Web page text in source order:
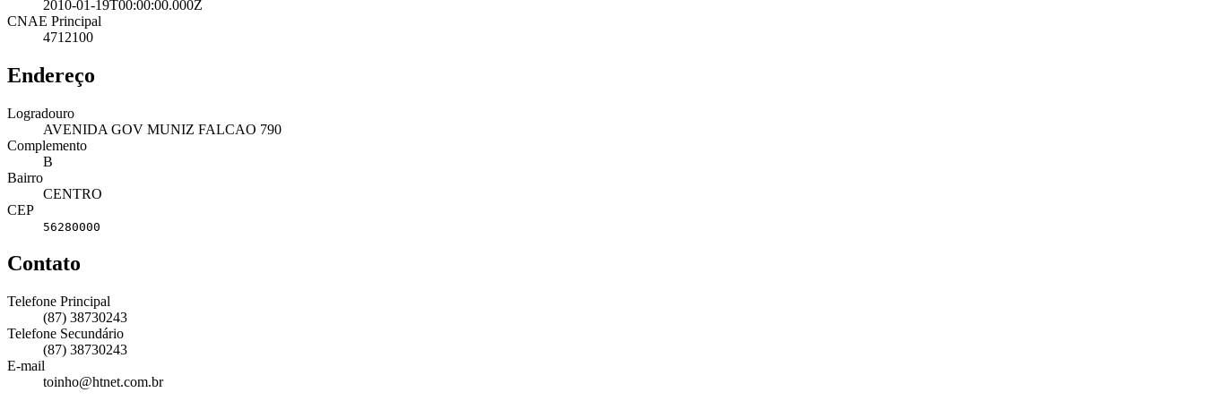
2010-01-19T00:00:00.000Z
CNAE Principal
4712100
Endereço
Logradouro
AVENIDA GOV MUNIZ FALCAO 790
Complemento
B
Bairro
CENTRO
CEP
56280000
Contato
Telefone Principal
(87) 38730243
Telefone Secundário
(87) 38730243
E-mail
toinho@htnet.com.br